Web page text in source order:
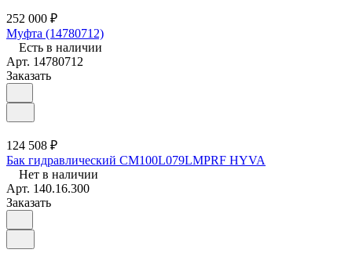
252 000 ₽
Муфта (14780712)
Есть в наличии
Арт. 14780712
Заказать
124 508 ₽
Бак гидравлический CM100L079LMPRF HYVA
Нет в наличии
Арт. 140.16.300
Заказать